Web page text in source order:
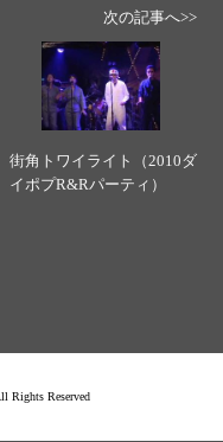
次の記事へ>>
街角トワイライト（2010ダ
イポプR&Rパーティ）
Rights Reserved